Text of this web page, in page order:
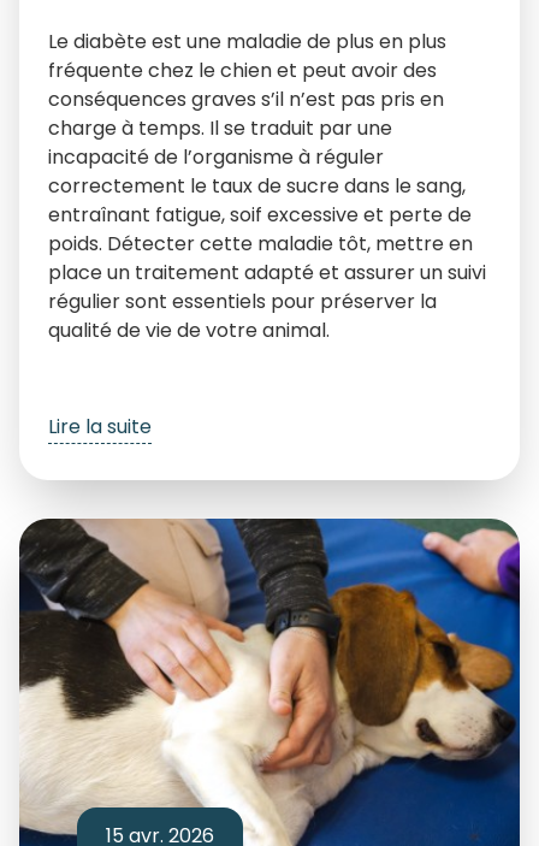
Le diabète est une maladie de plus en plus
fréquente chez le chien et peut avoir des
conséquences graves s’il n’est pas pris en
charge à temps. Il se traduit par une
incapacité de l’organisme à réguler
correctement le taux de sucre dans le sang,
entraînant fatigue, soif excessive et perte de
poids. Détecter cette maladie tôt, mettre en
place un traitement adapté et assurer un suivi
régulier sont essentiels pour préserver la
qualité de vie de votre animal.
Lire la suite
15 avr. 2026